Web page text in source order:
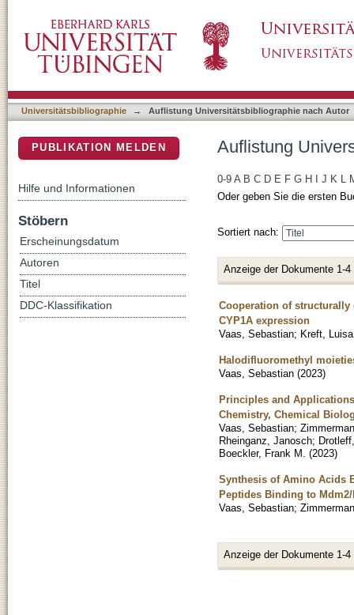
Universitätsbibliographie → Auflistung Universitätsbibliographie nach Autor
Auflistung
0-9 A B C D E F G H J K L
Oder geben Sie die ersten
Sortiert nach:
Anzeige der Dokumente 1-4
Cooperation of
CYP1A expression
Vaas, Sebastian; Kreft, Luisa
Halodifluoromethyl
Vaas, Sebastian (2023)
Principles and
Chemistry, Chemical
Vaas, Sebastian;
Rheinganz, Janosch;
Boeckler, Frank M. (2023)
Synthesis of Amino Acids
Peptides Binding to Mdm2/
Vaas, Sebastian;
Anzeige der Dokumente 1-4
PUBLIKATION MELDEN
Hilfe und Informationen
Stöbern
Erscheinungsdatum
Autoren
Titel
DDC-Klassifikation